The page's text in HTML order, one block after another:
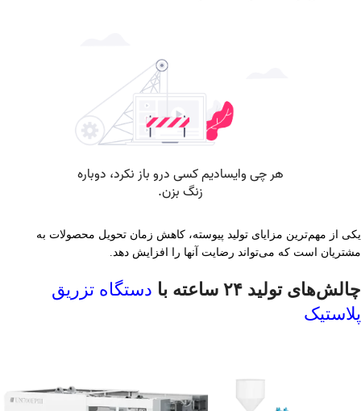
یکی از مهم‌ترین مزایای تولید پیوسته، کاهش زمان تحویل محصولات به
مشتریان است که می‌تواند رضایت آنها را افزایش دهد.
چالش‌های تولید ۲۴ ساعته با
دستگاه تزریق
پلاستیک